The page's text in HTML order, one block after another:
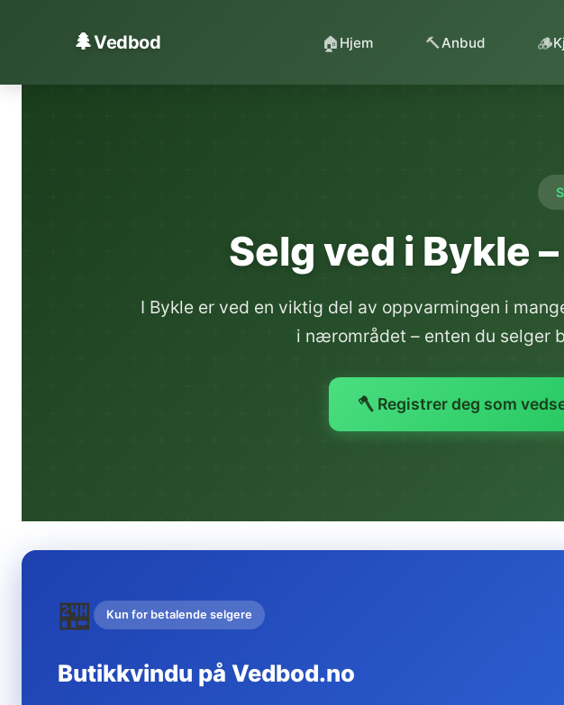
🌲Vedbod 🏠 Hjem 🔨Anbud 🪵
Selg ved i Bykle
I Bykle er ved en viktig del av oppvarmingen i
i nærområdet – enten du selger
🪓 Registrer deg som
🏪 Kun for betalende selgere
Butikkvindu på Vedbod.no